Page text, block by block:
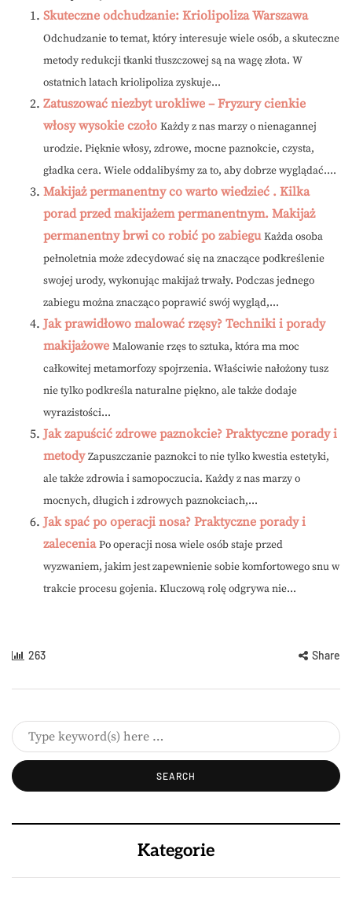
Skuteczne odchudzanie: Kriolipoliza Warszawa
Odchudzanie to temat, który interesuje wiele osób, a skuteczne
metody redukcji tkanki tłuszczowej są na wagę złota. W
ostatnich latach kriolipoliza zyskuje...
Zatuszować niezbyt urokliwe – Fryzury cienkie
włosy wysokie czoło Każdy z nas marzy o nienagannej
urodzie. Pięknie włosy, zdrowe, mocne paznokcie, czysta,
gładka cera. Wiele oddalibyśmy za to, aby dobrze wyglądać....
Makijaż permanentny co warto wiedzieć . Kilka
porad przed makijażem permanentnym. Makijaż
permanentny brwi co robić po zabiegu Każda osoba
pełnoletnia może zdecydować się na znaczące podkreślenie
swojej urody, wykonując makijaż trwały. Podczas jednego
zabiegu można znacząco poprawić swój wygląd,...
Jak prawidłowo malować rzęsy? Techniki i porady
makijażowe Malowanie rzęs to sztuka, która ma moc
całkowitej metamorfozy spojrzenia. Właściwie nałożony tusz
nie tylko podkreśla naturalne piękno, ale także dodaje
wyrazistości...
Jak zapuścić zdrowe paznokcie? Praktyczne porady i
metody Zapuszczanie paznokci to nie tylko kwestia estetyki,
ale także zdrowia i samopoczucia. Każdy z nas marzy o
mocnych, długich i zdrowych paznokciach,...
Jak spać po operacji nosa? Praktyczne porady i
zalecenia Po operacji nosa wiele osób staje przed
wyzwaniem, jakim jest zapewnienie sobie komfortowego snu w
trakcie procesu gojenia. Kluczową rolę odgrywa nie...
263 Share
Kategorie